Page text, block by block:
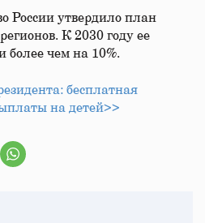
России утвердило план
К 2030 году ее
более чем на 10%.
бесплатная
на детей>>